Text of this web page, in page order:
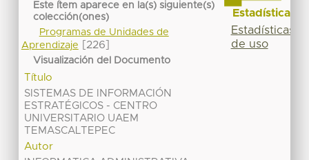
Este ítem aparece en la(s) siguiente(s)
colección(ones)
Programas de Unidades de
Aprendizaje
[226]
Visualización del Documento
Título
SISTEMAS DE INFORMACIÓN
ESTRATÉGICOS - CENTRO
UNIVERSITARIO UAEM
TEMASCALTEPEC
Autor
Estadísticas
Estadísticas
de uso